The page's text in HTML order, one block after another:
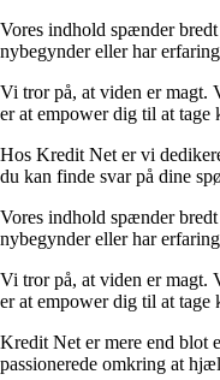
Vores indhold spænder
nybegynder eller har
Vi tror på, at viden er magt.
er at empower dig til at
Hos Kredit Net er vi
du kan finde svar på dine
Vores indhold spænder
nybegynder eller har
Vi tror på, at viden er magt.
er at empower dig til at
Kredit Net er mere end blot
passionerede omkring at